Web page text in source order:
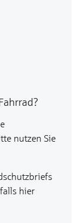
nutzen Sie
hier